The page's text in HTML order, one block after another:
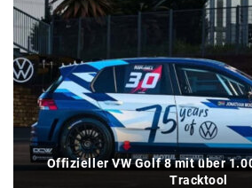
Offizieller VW Golf 8 mit über
Tracktool